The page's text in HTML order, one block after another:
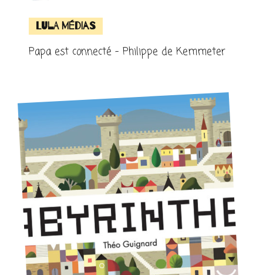
Lula Médias
Papa est connecté – Philippe de Kemmeter